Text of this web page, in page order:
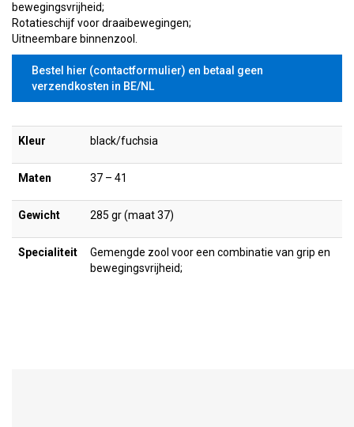
bewegingsvrijheid;
Rotatieschijf voor draaibewegingen;
Uitneembare binnenzool.
Bestel hier (contactformulier) en betaal geen
verzendkosten in BE/NL
Kleur black/fuchsia
Maten 37 – 41
Gewicht 285 gr (maat 37)
Specialiteit
Gemengde zool voor een combinatie van grip en
bewegingsvrijheid;